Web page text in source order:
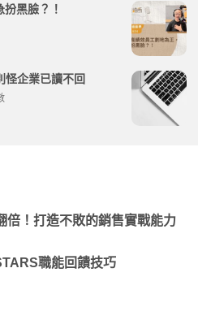
黑臉？！
怪企業已讀不回
倍！打造不敗的銷售實戰能力
職能回饋技巧